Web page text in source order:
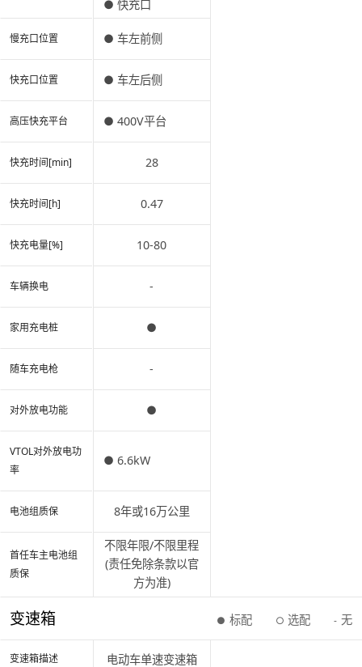
慢充口位置
快充口位置
高压快充平台
快充时间[min]
快充时间[h]
快充电量[%]
车辆换电
家用充电桩
随车充电枪
对外放电功能
VTOL对外放电功
率
电池组质保
首任车主电池组
质保
变速箱 ● 标配 ○ 选配 - 无
变速箱描述
● 快充口
● 车左前侧
● 车左后侧
● 400V平台
28
0.47
10-80
-
●
-
●
● 6.6kW
8年或16万公里
不限年限/不限里程
(责任免除条款以官
方为准)
电动车单速变速箱